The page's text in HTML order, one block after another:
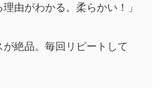
理由がわかる。柔らかい！」
が絶品。毎回リピートして